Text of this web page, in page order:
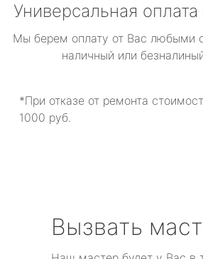
Универсальная
Мы берем оплату от Вас любыми
наличный или
*При отказе от ремонта
1000 руб.
Вызвать